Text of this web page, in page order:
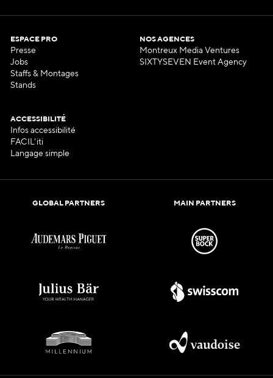
ESPACE PRO
Presse
Jobs
Staffs & Montages
Stands
NOS AGENCES
Montreux Media Ventures
SIXTYSEVEN Event Agency
ACCESSIBILITÉ
Infos accessibilité
FACIL'iti
Langage simple
GLOBAL PARTNERS MAIN PARTNERS